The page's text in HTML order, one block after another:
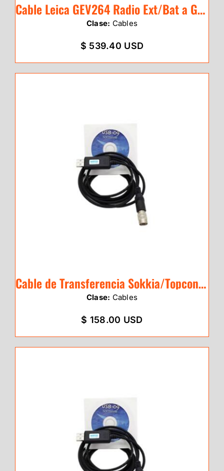
Cable Leica GEV264 Radio Ext/Bat a GNSS
Clase: Cables
$ 539.40 USD
Cable de Transferencia Sokkia/Topcon CX-
Clase: Cables
$ 158.00 USD